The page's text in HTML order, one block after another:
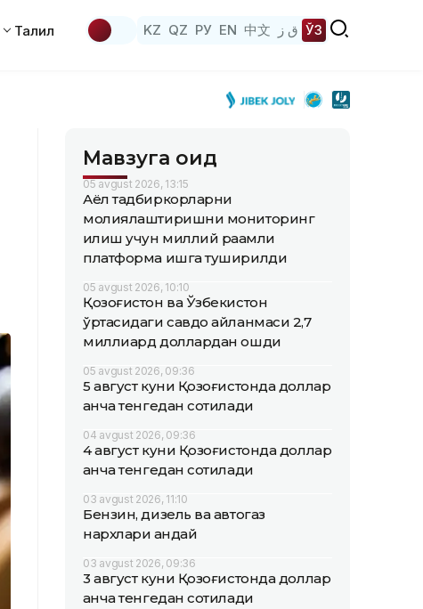
Таҳлил KZ QZ РУ EN 中文 ق ز ЎЗ
Мавзуга оид
05 avgust 2026, 13:15
Аёл тадбиркорларни
молиялаштиришни мониторинг
қилиш учун миллий рақамли
платформа ишга туширилди
05 avgust 2026, 10:10
Қозоғистон ва Ўзбекистон
ўртасидаги савдо айланмаси 2,7
миллиард доллардан ошди
05 avgust 2026, 09:36
5 август куни Қозоғистонда доллар
қанча тенгедан сотилади
04 avgust 2026, 09:36
4 август куни Қозоғистонда доллар
қанча тенгедан сотилади
03 avgust 2026, 11:10
Бензин, дизель ва автогаз
нархлари қандай
03 avgust 2026, 09:36
3 август куни Қозоғистонда доллар
қанча тенгедан сотилади